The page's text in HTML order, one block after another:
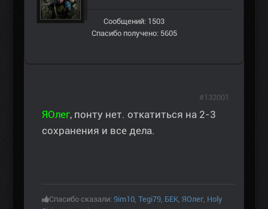
Сообщений: 1503
Спасибо получено: 5605
ЯОлег, понту нет. откатиться на 2-3
сохранения и все дела.
Спасибо сказали: 9im10, Tegi79, БЕК, ЯОлег, Holy
#132001